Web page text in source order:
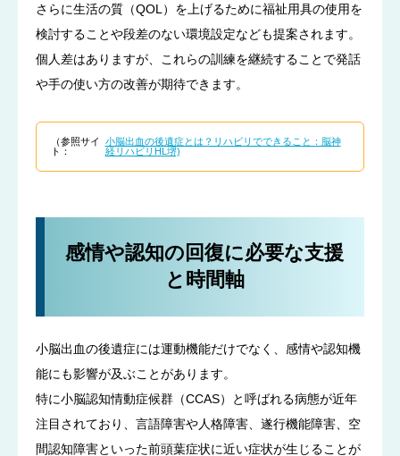
さらに生活の質（QOL）を上げるために福祉用具の使用を
検討することや段差のない環境設定なども提案されます。
個人差はありますが、これらの訓練を継続することで発話
や手の使い方の改善が期待できます。
（参照サイ
ト：
小脳出血の後遺症とは？リハビリでできること：脳神
経リハビリHL堺)
感情や認知の回復に必要な支援
と時間軸
小脳出血の後遺症には運動機能だけでなく、感情や認知機
能にも影響が及ぶことがあります。
特に小脳認知情動症候群（CCAS）と呼ばれる病態が近年
注目されており、言語障害や人格障害、遂行機能障害、空
間認知障害といった前頭葉症状に近い症状が生じることが